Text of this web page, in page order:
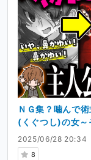
2025/06/28 20:34
8
ＮＧ集？噛んで
(くぐつし)の女～